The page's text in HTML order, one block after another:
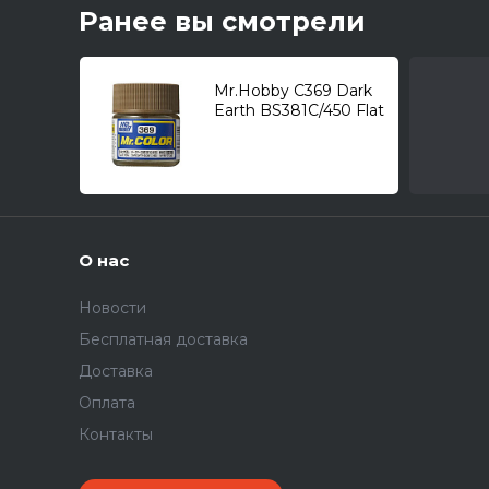
Ранее вы смотрели
Mr.Hobby C369 Dark
Earth BS381C/450 Flat
О нас
Новости
Бесплатная доставка
Доставка
Оплата
Контакты